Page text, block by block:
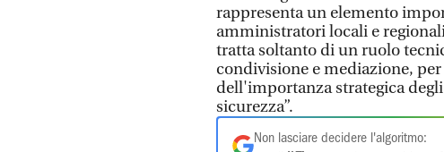
rappresenta un elemento
amministratori locali e
tratta soltanto di un ruolo
condivisione e mediazione,
dell'importanza strategica
sicurezza”.
Non lasciare decidere l'algoritmo: